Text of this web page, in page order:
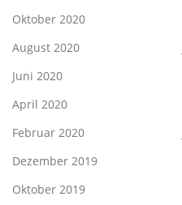
Oktober 2020
August 2020
Juni 2020
April 2020
Februar 2020
Dezember 2019
Oktober 2019